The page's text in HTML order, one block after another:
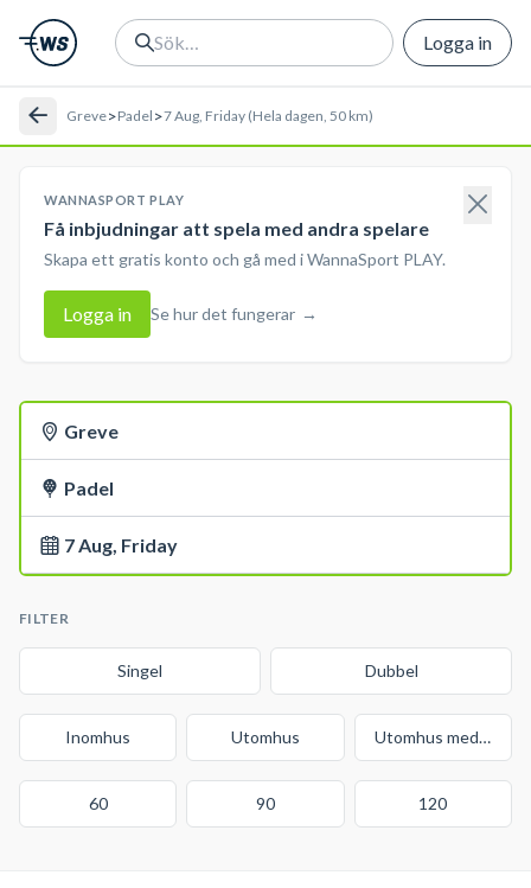
Logga in
Greve>Padel >7 Aug, Friday (Hela dagen, 50 km)
WANNASPORT PLAY
Få inbjudningar att spela med andra spelare
Skapa ett gratis konto och gå med i WannaSport PLAY.
Logga in Se hur det fungerar →
Greve
Padel
7 Aug, Friday
FILTER
Singel Dubbel
Inomhus Utomhus Utomhus med tak
60 90 120